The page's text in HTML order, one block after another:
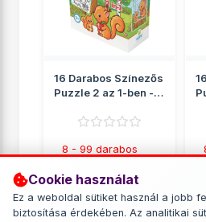
Cookie használat
Ez a weboldal sütiket használ a jobb
biztosítása érdekében. Az analitikai
16 Darabos Színezős
Puzzle 2 az 1-ben -
8 - 99 darabos
709 Ft
RÉSZLETEK